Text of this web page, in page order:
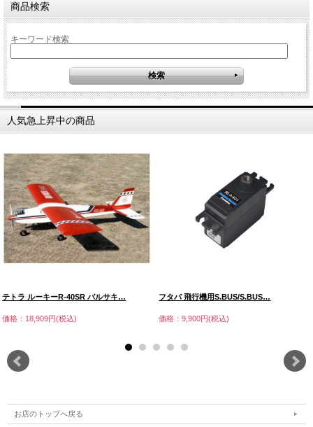
商品検索
キーワード検索
人気急上昇中の商品
テトラ ルーキーR-40SR バルサキ…
価格：18,909円(税込)
フタバ 飛行機用S.BUS/S.BUS…
価格：9,900円(税込)
お店のトップへ戻る